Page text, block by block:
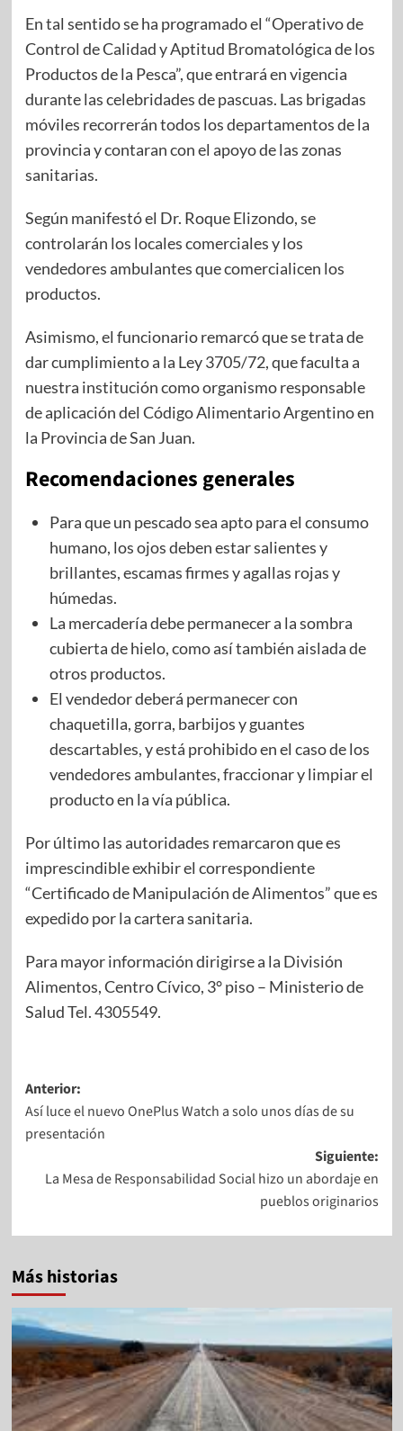
En tal sentido se ha programado el “Operativo de
Control de Calidad y Aptitud Bromatológica de los
Productos de la Pesca”, que entrará en vigencia
durante las celebridades de pascuas. Las brigadas
móviles recorrerán todos los departamentos de la
provincia y contaran con el apoyo de las zonas
sanitarias.
Según manifestó el Dr. Roque Elizondo, se
controlarán los locales comerciales y los
vendedores ambulantes que comercialicen los
productos.
Asimismo, el funcionario remarcó que se trata de
dar cumplimiento a la Ley 3705/72, que faculta a
nuestra institución como organismo responsable
de aplicación del Código Alimentario Argentino en
la Provincia de San Juan.
Recomendaciones generales
Para que un pescado sea apto para el consumo
humano, los ojos deben estar salientes y
brillantes, escamas firmes y agallas rojas y
húmedas.
La mercadería debe permanecer a la sombra
cubierta de hielo, como así también aislada de
otros productos.
El vendedor deberá permanecer con
chaquetilla, gorra, barbijos y guantes
descartables, y está prohibido en el caso de los
vendedores ambulantes, fraccionar y limpiar el
producto en la vía pública.
Por último las autoridades remarcaron que es
imprescindible exhibir el correspondiente
“Certificado de Manipulación de Alimentos” que es
expedido por la cartera sanitaria.
Para mayor información dirigirse a la División
Alimentos, Centro Cívico, 3° piso – Ministerio de
Salud Tel. 4305549.
Anterior:
Así luce el nuevo OnePlus Watch a solo unos días de su
presentación
Siguiente:
La Mesa de Responsabilidad Social hizo un abordaje en
pueblos originarios
Más historias